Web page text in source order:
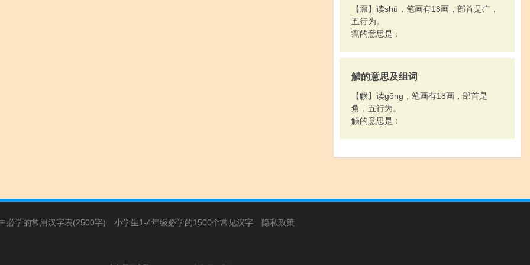
【癙】读shǔ，笔画有18画，部首是疒，
五行为。
癙的意思是：
觵的意思及组词
【觵】读gōng，笔画有18画，部首是
角，五行为。
觵的意思是：
必学的常用汉字表(2500字) 小学生1-4年级必学的1500个常见汉字 隐私政策